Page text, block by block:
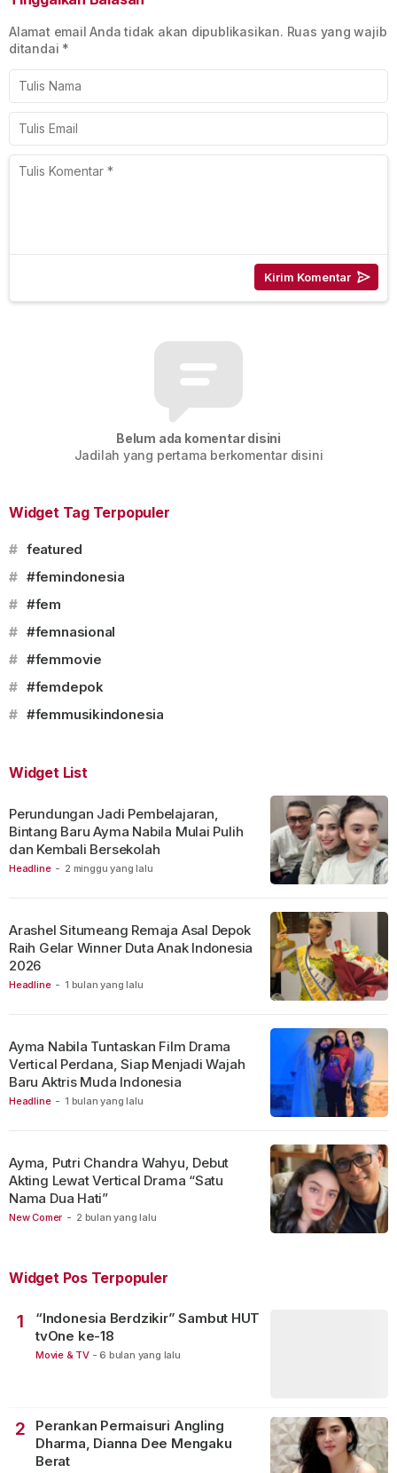
Alamat email Anda tidak akan dipublikasikan. Ruas yang wajib
ditandai *
Belum ada komentar disini
Jadilah yang pertama berkomentar disini
Widget Tag Terpopuler
# featured
# #femindonesia
# #fem
# #femnasional
# #femmovie
# #femdepok
# #femmusikindonesia
Widget List
Headline - 2 minggu yang lalu
Perundungan Jadi Pembelajaran,
Bintang Baru Ayma Nabila Mulai Pulih
dan Kembali Bersekolah
Headline - 1 bulan yang lalu
Arashel Situmeang Remaja Asal Depok
Raih Gelar Winner Duta Anak Indonesia
2026
Headline - 1 bulan yang lalu
Ayma Nabila Tuntaskan Film Drama
Vertical Perdana, Siap Menjadi Wajah
Baru Aktris Muda Indonesia
New Comer - 2 bulan yang lalu
Ayma, Putri Chandra Wahyu, Debut
Akting Lewat Vertical Drama “Satu
Nama Dua Hati”
Widget Pos Terpopuler
1
“Indonesia Berdzikir” Sambut HUT
tvOne ke-18
Movie & TV - 6 bulan yang lalu
2
Perankan Permaisuri Angling
Dharma, Dianna Dee Mengaku
Berat